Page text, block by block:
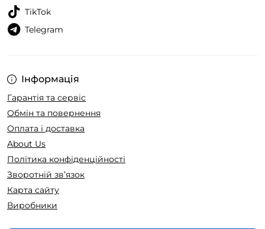
Інформація
Гарантія та сервіс
Обмін та повернення
Оплата і доставка
About Us
Політика конфіденційності
Зворотній зв’язок
Карта сайту
Виробники
TikTok
Telegram